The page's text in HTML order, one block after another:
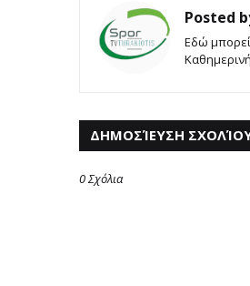
Posted
Εδώ
ΔΗΜΟΣΊΕΥΣΗ
0 Σχόλια